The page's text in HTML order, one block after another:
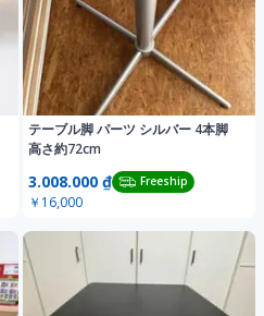
テーブル脚 パーツ シルバー 4本脚
高さ約72cm
3.008.000 ₫ Freeship
￥16,000